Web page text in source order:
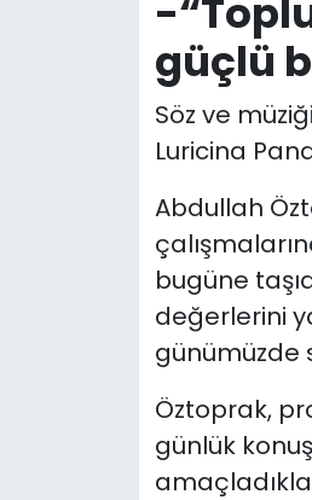
-
güçlü
Söz ve
Luricina
Abdullah
bugüne
değerlerini
günümüzde
Öztoprak,
günlük